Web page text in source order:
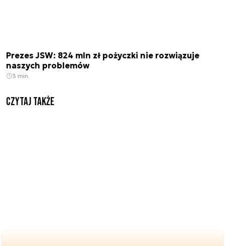
Prezes JSW: 824 mln zł pożyczki nie rozwiązuje
naszych problemów
3 min.
Czytaj także